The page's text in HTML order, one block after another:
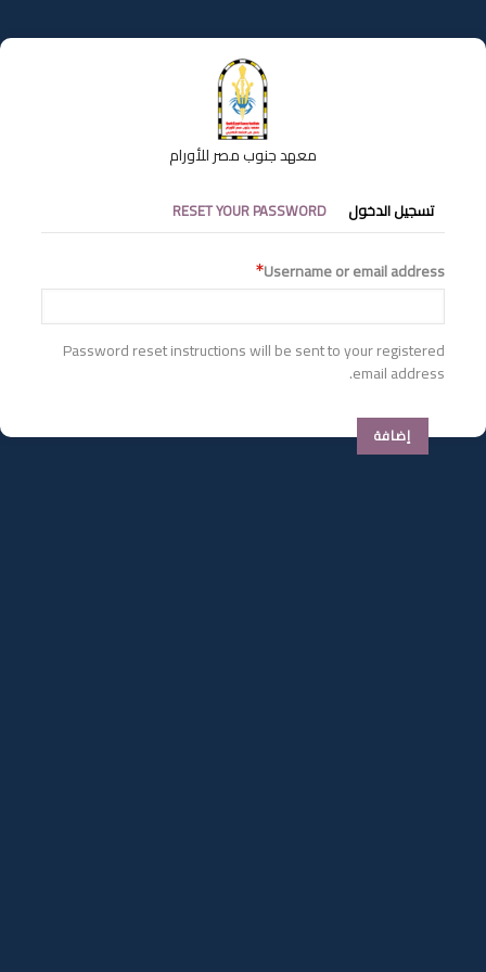
إلى
المحتوى
معهد جنوب مصر للأورام
التبويبات
الأساسية
تسجيل الدخول RESET YOUR PASSWORD
Username or email address
Password reset instructions will be sent to your registered
email address.